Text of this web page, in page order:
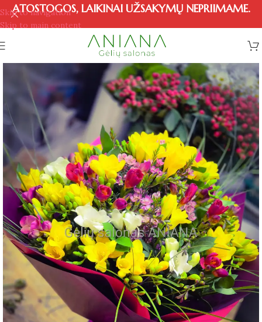
Skip to navigation
Skip to main content
ATOSTOGOS, LAIKINAI UŽSAKYMŲ NEPRIIMAME.